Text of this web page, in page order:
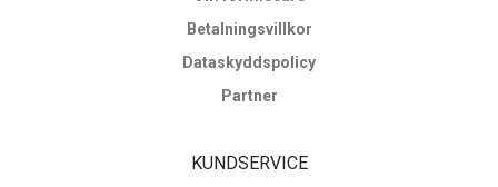
Betalningsvillkor
Dataskyddspolicy
Partner
KUNDSERVICE